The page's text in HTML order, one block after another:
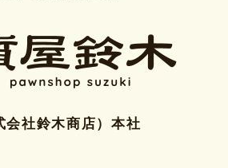
会社鈴木商店）本社